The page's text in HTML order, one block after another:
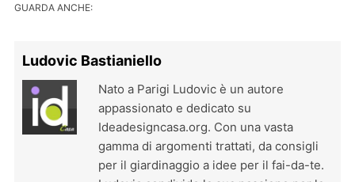
GUARDA ANCHE:
Ludovic Bastianiello
Nato a Parigi Ludovic è un autore
appassionato e dedicato su
Ideadesigncasa.org. Con una vasta
gamma di argomenti trattati, da consigli
per il giardinaggio a idee per il fai-da-te.